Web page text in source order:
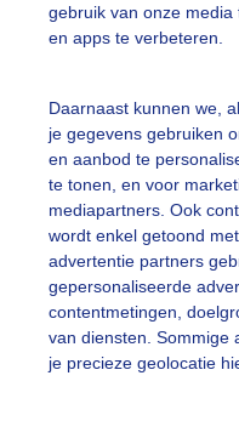
gebruik van onze
en apps te verbeteren.
Daarnaast kunnen we,
je gegevens gebruiken
en aanbod te
te tonen, en voor
mediapartners. Ook
wordt enkel getoond
advertentie partners
gepersonaliseerde
contentmetingen,
van diensten. Sommige
je precieze geolocatie
Frans Sitvast Gemaakt: